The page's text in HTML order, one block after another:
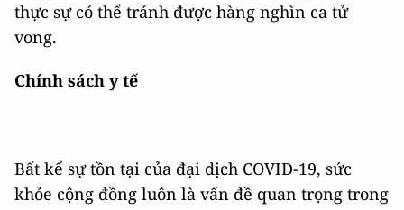
thực sự có thể tránh được hàng nghìn ca tử
vong.
Chính sách y tế
Bất kể sự tồn tại của đại dịch COVID-19, sức
khỏe cộng đồng luôn là vấn đề quan trọng trong